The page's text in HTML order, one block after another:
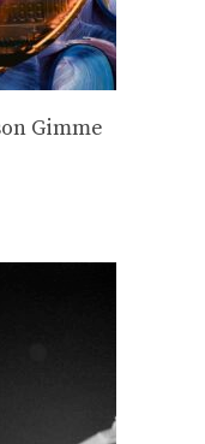
Gimme